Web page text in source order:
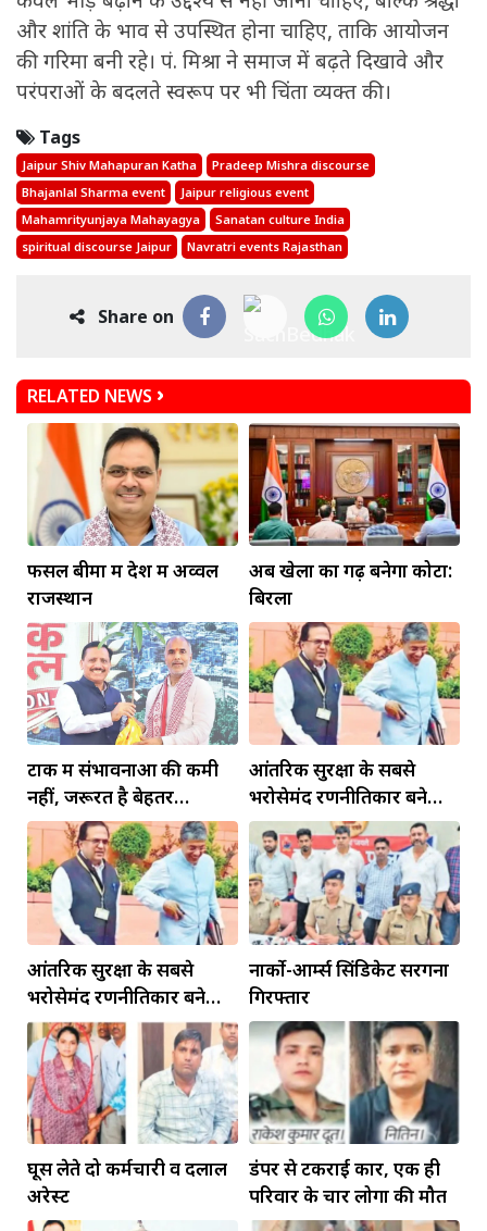
और शांति के भाव से उपस्थित होना चाहिए, ताकि आयोजन
की गरिमा बनी रहे। पं. मिश्रा ने समाज में बढ़ते दिखावे और
परंपराओं के बदलते स्वरूप पर भी चिंता व्यक्त की।
Tags
Jaipur Shiv Mahapuran Katha
Pradeep Mishra discourse
Bhajanlal Sharma event
Jaipur religious event
Mahamrityunjaya Mahayagya
Sanatan culture India
spiritual discourse Jaipur
Navratri events Rajasthan
Share on
RELATED NEWS
फसल बीमा में देश में अव्वल
राजस्थान
अब खेलों का गढ़ बनेगा कोटा:
बिरला
टोंक में संभावनाओं की कमी
नहीं, जरूरत है बेहतर
इंफ्रास्ट्रक्चर की
आंतरिक सुरक्षा के सबसे
भरोसेमंद रणनीतिकार बने
रहेंगे गोविंद मोहन
आंतरिक सुरक्षा के सबसे
भरोसेमंद रणनीतिकार बने
रहेंगे गोविंद मोहन
नार्को-आर्म्स सिंडिकेट सरगना
गिरफ्तार
घूस लेते दो कर्मचारी व दलाल
अरेस्ट
डंपर से टकराई कार, एक ही
परिवार के चार लोगों की मौत